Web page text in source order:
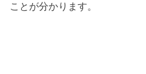
ことが分かります。